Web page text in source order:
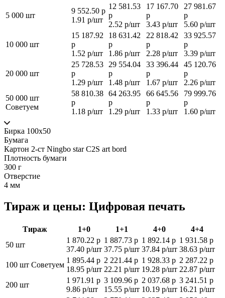
5 000 шт
9 552.50 р
1.91 р/шт
12 581.53
р
2.52 р/шт
17 167.70
р
3.43 р/шт
27 981.67
р
5.60 р/шт
10 000 шт
15 187.92
р
1.52 р/шт
18 631.42
р
1.86 р/шт
22 818.42
р
2.28 р/шт
33 925.57
р
3.39 р/шт
20 000 шт
25 728.53
р
1.29 р/шт
29 554.04
р
1.48 р/шт
33 396.44
р
1.67 р/шт
45 120.76
р
2.26 р/шт
50 000 шт
Советуем
58 810.38
р
1.18 р/шт
64 263.95
р
1.29 р/шт
66 645.56
р
1.33 р/шт
79 999.76
р
1.60 р/шт
Бирка 100х50
Бумага
Картон 2-ст Ningbo star C2S art bord
Плотность бумаги
300 г
Отверстие
4 мм
Тираж и цены: Цифровая печать
Тираж 1+0 1+1 4+0
4+4
50 шт
1 870.22 р
37.40 р/шт
1 887.73 р
37.75 р/шт
1 892.14 р
37.84 р/шт
1 931.58 р
38.63 р/шт
100 шт Советуем
1 895.44 р
18.95 р/шт
2 221.44 р
22.21 р/шт
1 928.33 р
19.28 р/шт
2 287.22 р
22.87 р/шт
200 шт
1 971.91 р
9.86 р/шт
3 109.96 р
15.55 р/шт
2 037.68 р
10.19 р/шт
3 241.51 р
16.21 р/шт